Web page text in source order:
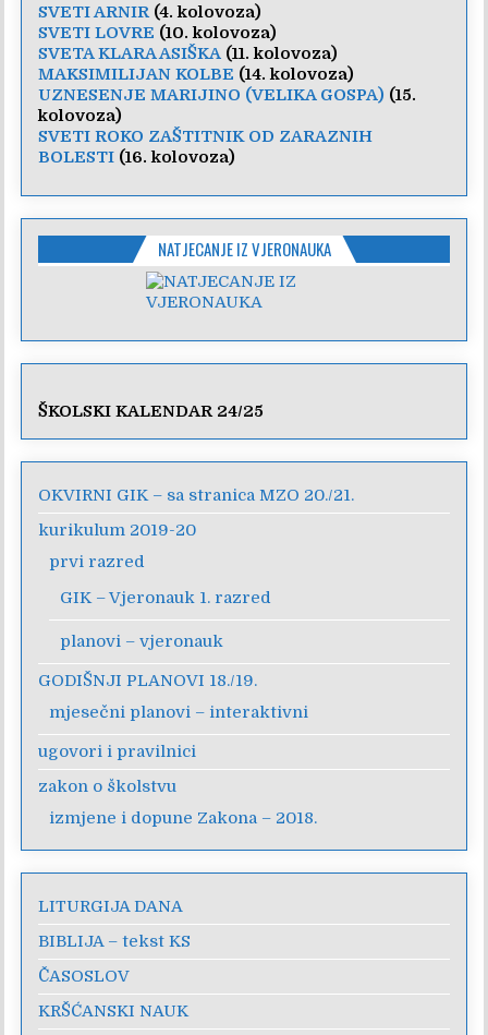
SVETI ARNIR (4. kolovoza)
SVETI LOVRE (10. kolovoza)
SVETA KLARA ASIŠKA (11. kolovoza)
MAKSIMILIJAN KOLBE (14. kolovoza)
UZNESENJE MARIJINO (VELIKA GOSPA) (15.
kolovoza)
SVETI ROKO ZAŠTITNIK OD ZARAZNIH
BOLESTI (16. kolovoza)
NATJECANJE IZ VJERONAUKA
ŠKOLSKI KALENDAR 24/25
OKVIRNI GIK – sa stranica MZO 20./21.
kurikulum 2019-20
prvi razred
GIK – Vjeronauk 1. razred
planovi – vjeronauk
GODIŠNJI PLANOVI 18./19.
mjesečni planovi – interaktivni
ugovori i pravilnici
zakon o školstvu
izmjene i dopune Zakona – 2018.
LITURGIJA DANA
BIBLIJA – tekst KS
ČASOSLOV
KRŠĆANSKI NAUK